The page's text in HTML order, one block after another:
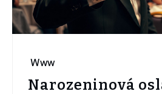
Www
Narozeninová